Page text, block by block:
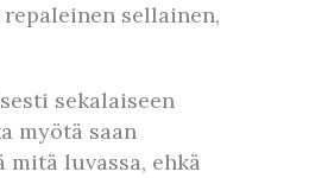
sellainen,
sekalaiseen
myötä saan
luvassa, ehkä